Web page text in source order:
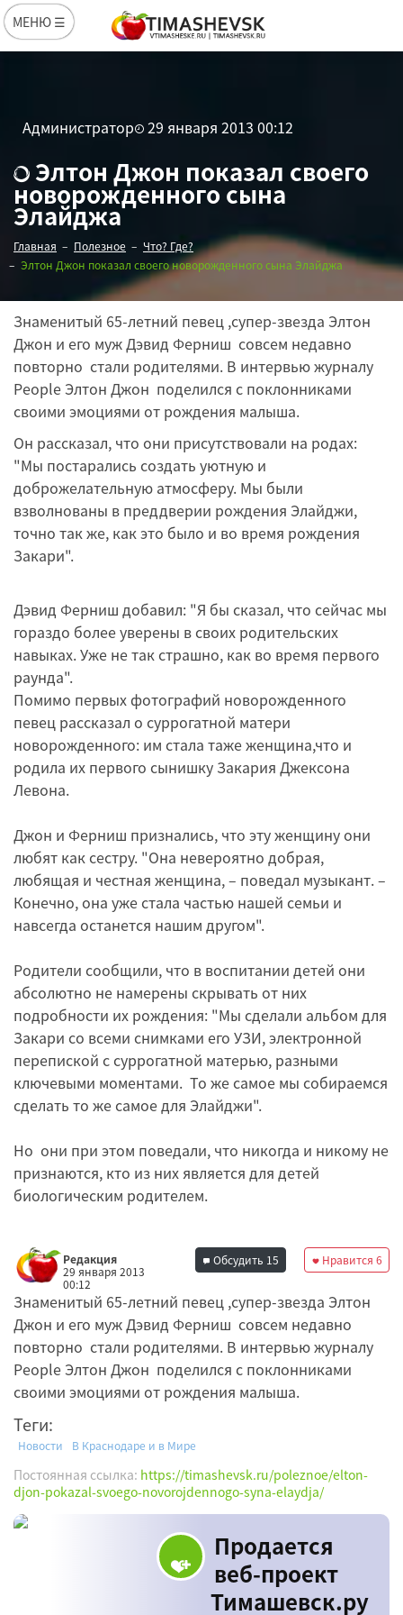
МЕНЮ ☰
Администратор 29 января 2013 00:12
Элтон Джон показал своего
новорожденного сына
Элайджа
Главная Полезное
Что? Где?
Элтон Джон показал своего новорожденного сына Элайджа
Знаменитый 65-летний певец ,супер-звезда Элтон
Джон и его муж Дэвид Ферниш совсем недавно
повторно стали родителями. В интервью журналу
People Элтон Джон поделился с поклонниками
своими эмоциями от рождения малыша.
Он рассказал, что они присутствовали на родах:
"Мы постарались создать уютную и
доброжелательную атмосферу. Мы были
взволнованы в преддверии рождения Элайджи,
точно так же, как это было и во время рождения
Закари".
Дэвид Ферниш добавил: "Я бы сказал, что сейчас мы
гораздо более уверены в своих родительских
навыках. Уже не так страшно, как во время первого
раунда".
Помимо первых фотографий новорожденного
певец рассказал о суррогатной матери
новорожденного: им стала таже женщина,что и
родила их первого сынишку Закария Джексона
Левона.
Джон и Ферниш признались, что эту женщину они
любят как сестру. "Она невероятно добрая,
любящая и честная женщина, – поведал музыкант. –
Конечно, она уже стала частью нашей семьи и
навсегда останется нашим другом".
Родители сообщили, что в воспитании детей они
абсолютно не намерены скрывать от них
подробности их рождения: "Мы сделали альбом для
Закари со всеми снимками его УЗИ, электронной
перепиской с суррогатной матерью, разными
ключевыми моментами. То же самое мы собираемся
сделать то же самое для Элайджи".
Но они при этом поведали, что никогда и никому не
признаются, кто из них является для детей
биологическим родителем.
Редакция
29 января 2013
00:12
Нравится 6
Обсудить 15
Знаменитый 65-летний певец ,супер-звезда Элтон
Джон и его муж Дэвид Ферниш совсем недавно
повторно стали родителями. В интервью журналу
People Элтон Джон поделился с поклонниками
своими эмоциями от рождения малыша.
Теги:
Новости В Краснодаре и в Мире
Постоянная ссылка: https://timashevsk.ru/poleznoe/elton-
djon-pokazal-svoego-novorojdennogo-syna-elaydja/
Продается
веб-проект
Тимашевск.ру